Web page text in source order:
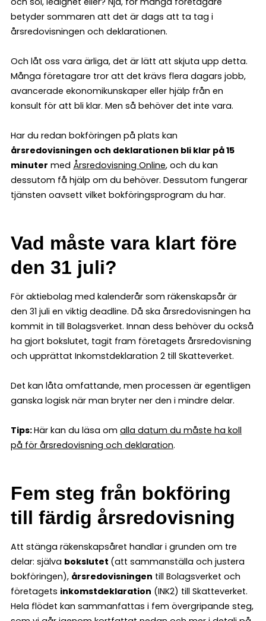
betyder sommaren att det är dags att ta tag i
årsredovisningen och deklarationen.
Och låt oss vara ärliga, det är lätt att skjuta upp detta.
Många företagare tror att det krävs flera dagars jobb,
avancerade ekonomikunskaper eller hjälp från en
konsult för att bli klar. Men så behöver det inte vara.
Har du redan bokföringen på plats kan
årsredovisningen och deklarationen bli klar på 15
minuter med Årsredovisning Online, och du kan
dessutom få hjälp om du behöver. Dessutom fungerar
tjänsten oavsett vilket bokföringsprogram du har.
Vad måste vara klart före
den 31 juli?
För aktiebolag med kalenderår som räkenskapsår är
den 31 juli en viktig deadline. Då ska årsredovisningen ha
kommit in till Bolagsverket. Innan dess behöver du också
ha gjort bokslutet, tagit fram företagets årsredovisning
och upprättat Inkomstdeklaration 2 till Skatteverket.
Det kan låta omfattande, men processen är egentligen
ganska logisk när man bryter ner den i mindre delar.
Tips:Här kan du läsa om alla datum du måste ha koll
på för årsredovisning och deklaration.
Fem steg från bokföring
till färdig årsredovisning
Att stänga räkenskapsåret handlar i grunden om tre
delar: själva bokslutet (att sammanställa och justera
bokföringen), årsredovisningen till Bolagsverket och
företagets inkomstdeklaration (INK2) till Skatteverket.
Hela flödet kan sammanfattas i fem övergripande steg,